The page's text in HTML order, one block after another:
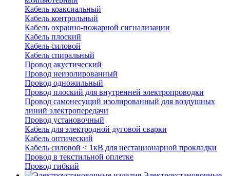
Кабель коаксиальный
Кабель контрольный
Кабель охранно-пожарной сигнализации
Кабель плоский
Кабель силовой
Кабель спиральный
Провод акустический
Провод неизолированный
Провод одножильный
Провод плоский для внутренней электропроводки
Провод самонесущий изолированный для воздушных
линий электропередачи
Провод установочный
Кабель для электродной дуговой сварки
Кабель оптический
Кабель силовой < 1кВ для нестационарной прокладки
Провод в текстильной оплетке
Провод гибкий